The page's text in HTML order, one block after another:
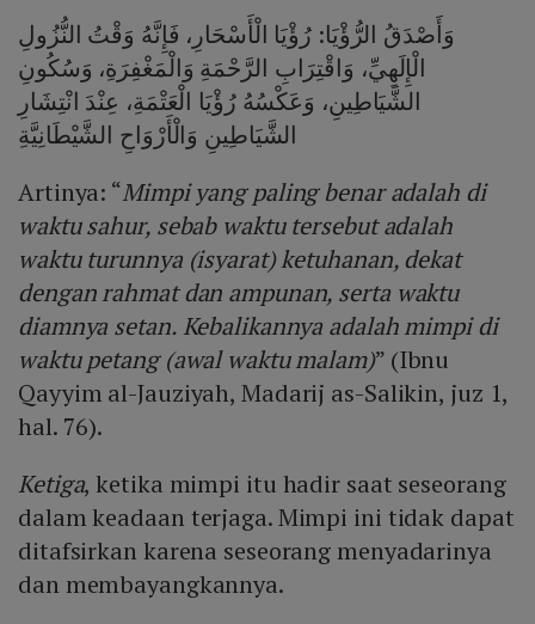
وَأَصْدَقُ الرُّؤْيَا: رُؤْيَا الْأَسْحَارِ، فَإِنَّهُ وَقْتُ النُّزُولِ
الْإِلَهِيِّ، وَاقْتِرَابِ الرَّحْمَةِ وَالْمَغْفِرَةِ، وَسُكُونِ
الشَّيَاطِينِ، وَعَكْسُهُ رُؤْيَا الْعَتْمَةِ، عِنْدَ انْتِشَارِ
الشَّيَاطِينِ وَالْأَرْوَاحِ الشَّيْطَانِيَّةِ
Artinya: “Mimpi yang paling benar adalah di
waktu sahur, sebab waktu tersebut adalah
waktu turunnya (isyarat) ketuhanan, dekat
dengan rahmat dan ampunan, serta waktu
diamnya setan. Kebalikannya adalah mimpi di
waktu petang (awal waktu malam)” (Ibnu
Qayyim al-Jauziyah, Madarij as-Salikin, juz 1,
hal. 76).
Ketiga, ketika mimpi itu hadir saat seseorang
dalam keadaan terjaga. Mimpi ini tidak dapat
ditafsirkan karena seseorang menyadarinya
dan membayangkannya.